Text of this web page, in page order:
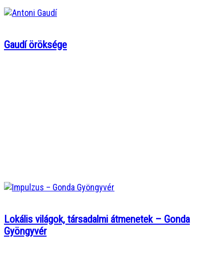
Gaudí öröksége
Lokális világok, társadalmi átmenetek – Gonda
Gyöngyvér